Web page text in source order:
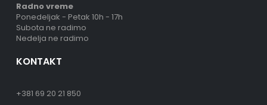
Radno vreme
Ponedeljak - Petak 10h - 17h
Subota ne radimo
Nedelja ne radimo
KONTAKT
+381 69 20 21 850